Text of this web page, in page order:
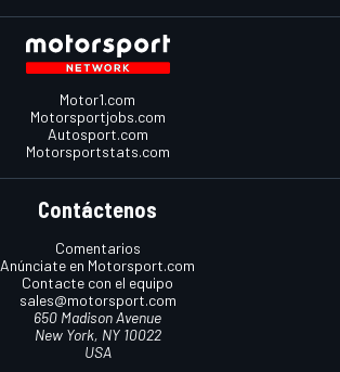
Motor1.com
Motorsportjobs.com
Autosport.com
Motorsportstats.com
Contáctenos
Comentarios
Anúnciate en Motorsport.com
Contacte con el equipo
sales@motorsport.com
650 Madison Avenue
New York, NY 10022
USA